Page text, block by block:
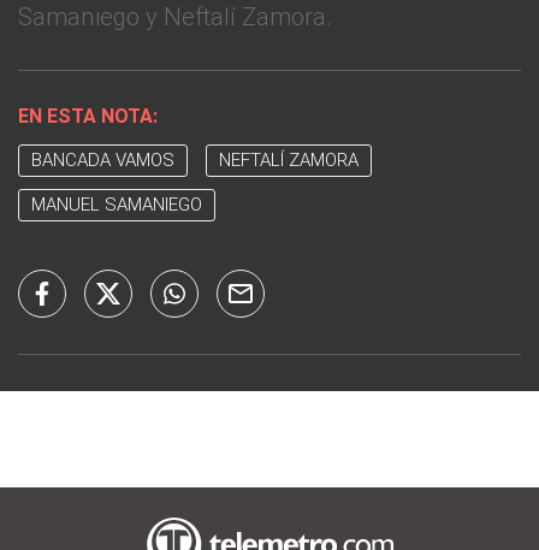
Samaniego y Neftalí Zamora.
EN ESTA NOTA:
BANCADA VAMOS NEFTALÍ ZAMORA
MANUEL SAMANIEGO